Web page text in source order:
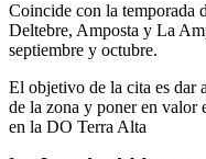
Coincide con la temporada
Deltebre, Amposta y La
septiembre y octubre.
El objetivo de la cita es dar
de la zona y poner en valor
en la DO Terra Alta